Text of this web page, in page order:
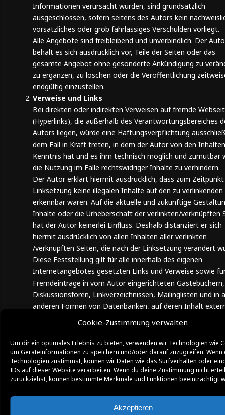
Cookie-Zustimmung verwalten
Um dir ein optimales Erlebnis zu bieten, verwenden wir Technologien wie
um Geräteinformationen zu speichern und/oder darauf zuzugreifen. Wenn
Technologien zustimmst, können wir Daten wie das Surfverhalten oder
IDs auf dieser Website verarbeiten. Wenn du deine Zustimmung nicht
zurückziehst, können bestimmte Merkmale und Funktionen beeinträchtigt
Akzeptieren
Informationen verursacht wurden, sind grundsätzlich
ausgeschlossen, sofern seitens des Autors kein
vorsätzliches oder grob fahrlässiges Verschulden vorliegt.
Alle Angebote sind freibleibend und unverbindlich. Der
behält es sich ausdrücklich vor, Teile der Seiten oder das
gesamte Angebot ohne gesonderte Ankündigung zu
zu ergänzen, zu löschen oder die Veröffentlichung
endgültig einzustellen.
Verweise und Links
Bei direkten oder indirekten Verweisen auf fremde
(Hyperlinks), die außerhalb des Verantwortungsbereiches
Autors liegen, würde eine Haftungsverpflichtung
dem Fall in Kraft treten, in dem der Autor von den Inhalten
Kenntnis hat und es ihm technisch möglich und zumutbar
die Nutzung im Falle rechtswidriger Inhalte zu verhindern.
Der Autor erklärt hiermit ausdrücklich, dass zum
Linksetzung keine illegalen Inhalte auf den zu verlinkenden
erkennbar waren. Auf die aktuelle und zukünftige
Inhalte oder die Urheberschaft der verlinkten/verknüpften
hat der Autor keinerlei Einfluss. Deshalb distanziert er sich
hiermit ausdrücklich von allen Inhalten aller verlinkten
/verknüpften Seiten, die nach der Linksetzung verändert
Diese Feststellung gilt für alle innerhalb des eigenen
Internetangebotes gesetzten Links und Verweise sowie
Fremdeinträge in vom Autor eingerichteten Gästebüchern,
Diskussionsforen, Linkverzeichnissen, Mailinglisten und in
anderen Formen von Datenbanken, auf deren Inhalt
unvollständige Inhalte und insbesondere für Schäden, die
Nutzung oder Nichtnutzung solcherart dargebotener
Informationen entstehen, haftet allein der Anbieter der
auf welche verwiesen wurde, nicht derjenige, der über
die jeweilige Veröffentlichung lediglich verweist.
Der Autor ist bestrebt, in allen Publikationen die
der verwendeten Grafiken, Tondokumente,